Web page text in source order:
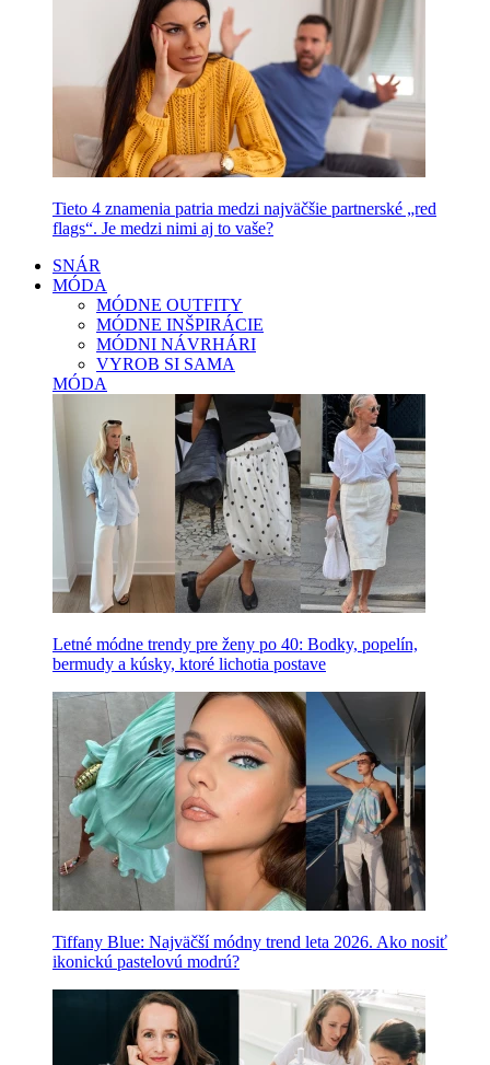
Tieto 4 znamenia patria medzi najväčšie partnerské „red
flags“. Je medzi nimi aj to vaše?
SNÁR
MÓDA
MÓDNE OUTFITY
MÓDNE INŠPIRÁCIE
MÓDNI NÁVRHÁRI
VYROB SI SAMA
MÓDA
Letné módne trendy pre ženy po 40: Bodky, popelín,
bermudy a kúsky, ktoré lichotia postave
Tiffany Blue: Najväčší módny trend leta 2026. Ako nosiť
ikonickú pastelovú modrú?